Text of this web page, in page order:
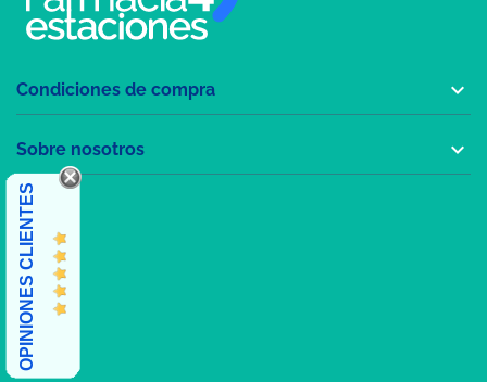
Condiciones de compra 
Sobre nosotros 
OPINIONES CLIENTES